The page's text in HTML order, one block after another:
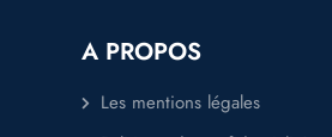
A PROPOS
Les mentions légales